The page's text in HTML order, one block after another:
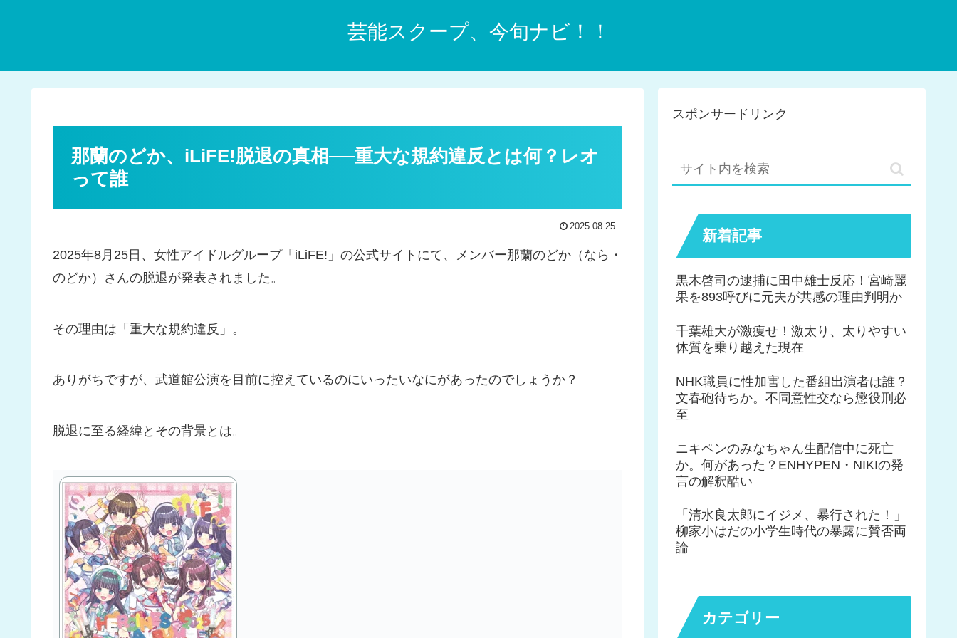
芸能スクープ、今旬ナビ！！
那蘭のどか、iLiFE!脱退の真相──重大な規約違反とは何？レオ
って誰
2025.08.25
2025年8月25日、女性アイドルグループ「iLiFE!」の公式サイトにて、メンバー那蘭のどか（なら・
のどか）さんの脱退が発表されました。
その理由は「重大な規約違反」。
ありがちですが、武道館公演を目前に控えているのにいったいなにがあったのでしょうか？
脱退に至る経緯とその背景とは。
スポンサードリンク
新着記事
黒木啓司の逮捕に田中雄士反応！宮崎麗
果を893呼びに元夫が共感の理由判明か
千葉雄大が激痩せ！激太り、太りやすい
体質を乗り越えた現在
NHK職員に性加害した番組出演者は誰？
文春砲待ちか。不同意性交なら懲役刑必
至
ニキペンのみなちゃん生配信中に死亡
か。何があった？ENHYPEN・NIKIの発
言の解釈酷い
「清水良太郎にイジメ、暴行された！」
柳家小はだの小学生時代の暴露に賛否両
論
カテゴリー